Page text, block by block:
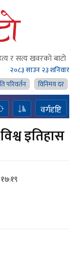
र सत्य खवरको बाटाे
२०८३ साउन २३ शनिवार
परिवर्तन विनिमय दर
वर्गदृष्टि
इतिहास